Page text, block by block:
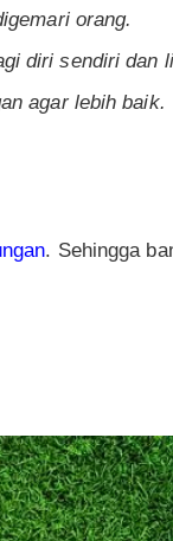
orang.
diri sendiri dan
agar lebih baik.
. Sehingga